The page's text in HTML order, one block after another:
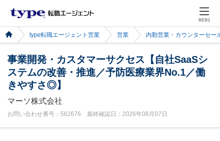
MENU
type転職エージェント営業 営業 内勤営業・カウンターセー
事業開発・カスタマーサクセス【自社SaaSシ
ステムの改善・推進／予防医療業界No.1／働
きやすさ◎】
マーソ株式会社
お問い合わせ番号：562676 最終確認日：2026年08月07日